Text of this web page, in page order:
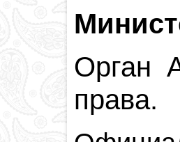
Орган
права.